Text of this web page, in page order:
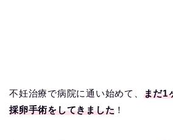
不妊治療で病院に通い始めて、 まだ1
採卵手術をしてきました ！